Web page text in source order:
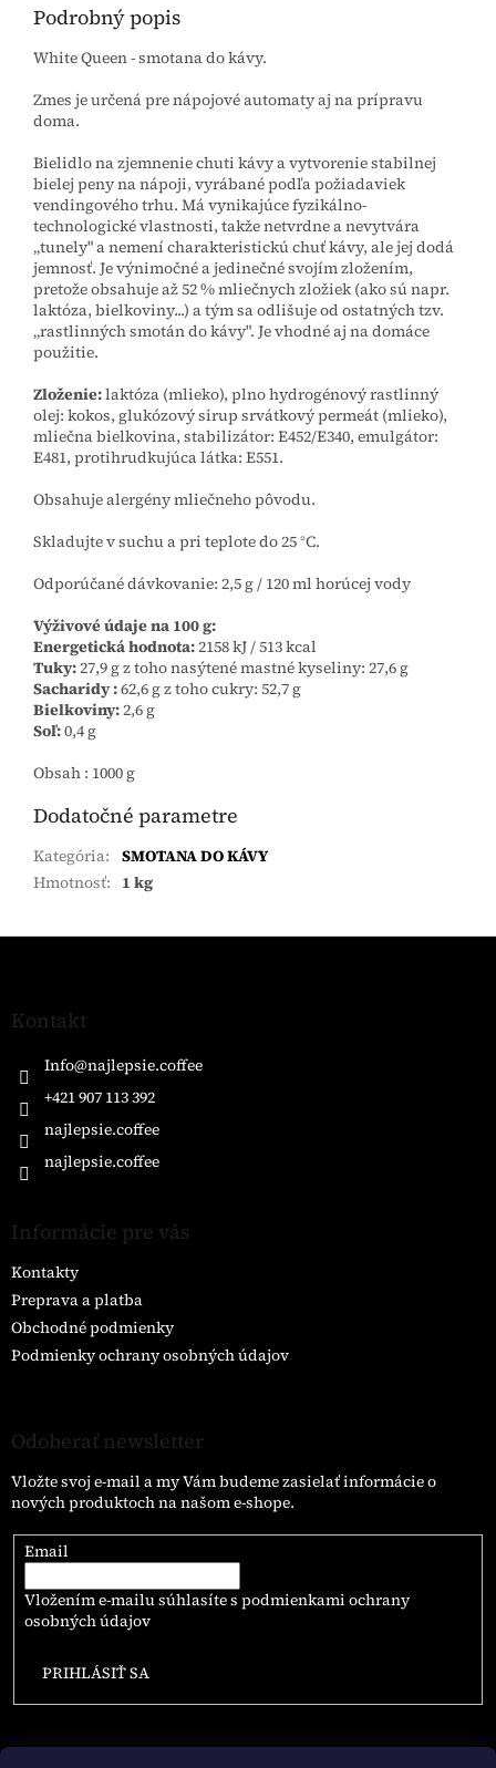
Podrobný popis
White Queen - smotana do kávy.
Zmes je určená pre nápojové automaty aj na prípravu
doma.
Bielidlo na zjemnenie chuti kávy a vytvorenie stabilnej
bielej peny na nápoji, vyrábané podľa požiadaviek
vendingového trhu. Má vynikajúce fyzikálno-
technologické vlastnosti, takže netvrdne a nevytvára
„tunely" a nemení charakteristickú chuť kávy, ale jej dodá
jemnosť. Je výnimočné a jedinečné svojím zložením,
pretože obsahuje až 52 % mliečnych zložiek (ako sú napr.
laktóza, bielkoviny...) a tým sa odlišuje od ostatných tzv.
„rastlinných smotán do kávy". Je vhodné aj na domáce
použitie.
Zloženie:laktóza (mlieko), plno hydrogénový rastlinný
olej: kokos, glukózový sirup srvátkový permeát (mlieko),
mliečna bielkovina, stabilizátor: E452/E340, emulgátor:
E481, protihrudkujúca látka: E551.
Obsahuje alergény mliečneho pôvodu.
Skladujte v suchu a pri teplote do 25 °C.
Odporúčané dávkovanie: 2,5 g / 120 ml horúcej vody
Výživové údaje na 100 g:
Energetická hodnota:2158 kJ / 513 kcal
Tuky:27,9 g z toho nasýtené mastné kyseliny: 27,6 g
Sacharidy :62,6 g z toho cukry: 52,7 g
Bielkoviny:2,6 g
Soľ:0,4 g
Obsah : 1000 g
Dodatočné parametre
Kategória: SMOTANA DO KÁVY
Hmotnosť: 1 kg
Z
Kontakt
Info@najlepsie.coffee
+421 907 113 392
najlepsie.coffee
najlepsie.coffee
Informácie pre vás
Kontakty
Preprava a platba
Obchodné podmienky
Podmienky ochrany osobných údajov
Odoberať newsletter
Vložte svoj e-mail a my Vám budeme zasielať informácie o
nových produktoch na našom e-shope.
Email
Vložením e-mailu súhlasíte s podmienkami ochrany
osobných údajov
PRIHLÁSIŤ SA